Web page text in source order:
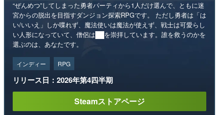
“ぜんめつ”してしまった勇者パーティから1人だけ選んで、ともに迷
宮からの脱出を目指すダンジョン探索RPGです。 ただし勇者は「は
い/いいえ」しか喋れず、魔法使いは魔法が使えず、戦士は可愛らし
い人形になっていて、僧侶は██を崇拝しています。誰を救うのかを
選ぶのは、あなたです。
インディー RPG
リリース日：2026年第4四半期
Steamストアページ